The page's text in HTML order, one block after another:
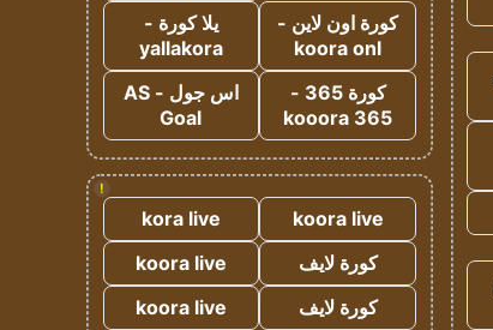
كورة اون لاين -
koora onl
يلا كورة -
yallakora
كورة 365 -
kooora 365
اس جول - AS
Goal
!
koora live
kora live
كورة لايف
koora live
كورة لايف
koora live